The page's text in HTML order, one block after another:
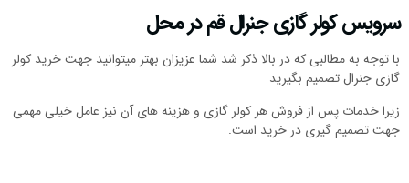
سرویس کولر گازی جنرال قم در محل
با توجه به مطالبی که در بالا ذکر شد شما عزیزان بهتر میتوانید جهت خرید کولر
گازی جنرال تصمیم بگیرید
زیرا خدمات پس از فروش هر کولر گازی و هزینه های آن نیز عامل خیلی مهمی
جهت تصمیم گیری در خرید است.